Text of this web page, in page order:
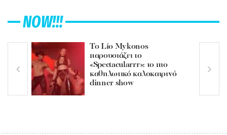
NOW!!!
Το Lío Mykonos
παρουσιάζει το
«Spectacularrr»: το πιο
καθηλωτικό καλοκαιρινό
dinner show